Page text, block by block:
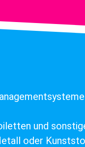
und
oder